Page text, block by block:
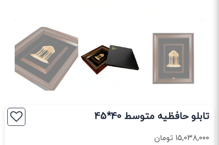
تابلو حافظیه متوسط 40*45
۱۵,۰۳۸,۰۰۰ تومان